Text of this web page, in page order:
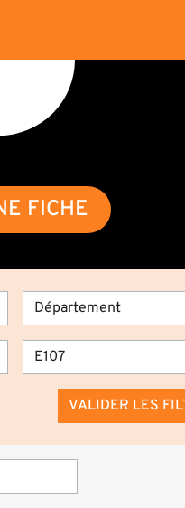
FICHE
VALIDER LES